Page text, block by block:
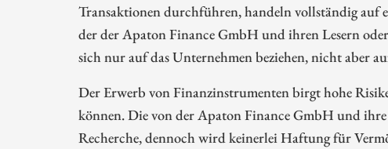
Transaktionen durchführen, handeln vollständig auf
der der Apaton Finance GmbH und ihren Lesern
sich nur auf das Unternehmen beziehen, nicht aber
Der Erwerb von Finanzinstrumenten birgt hohe
können. Die von der Apaton Finance GmbH und
Recherche, dennoch wird keinerlei Haftung für